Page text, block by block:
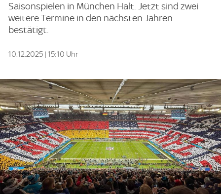
Saisonspielen in München Halt. Jetzt sind zwei
weitere Termine in den nächsten Jahren
bestätigt.
10.12.2025 | 15:10 Uhr